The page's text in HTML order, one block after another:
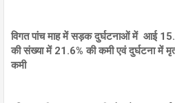
विगत पांच माह में सड़क दुर्घटनाओं में आई
की संख्या में 21.6% की कमी एवं दुर्घटना में
कमी